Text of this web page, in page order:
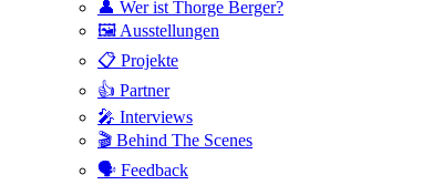
👤 Wer ist Thorge Berger?
🖼 Ausstellungen
📋 Projekte
👍 Partner
🎤 Interviews
🎬 Behind The Scenes
🗣 Feedback